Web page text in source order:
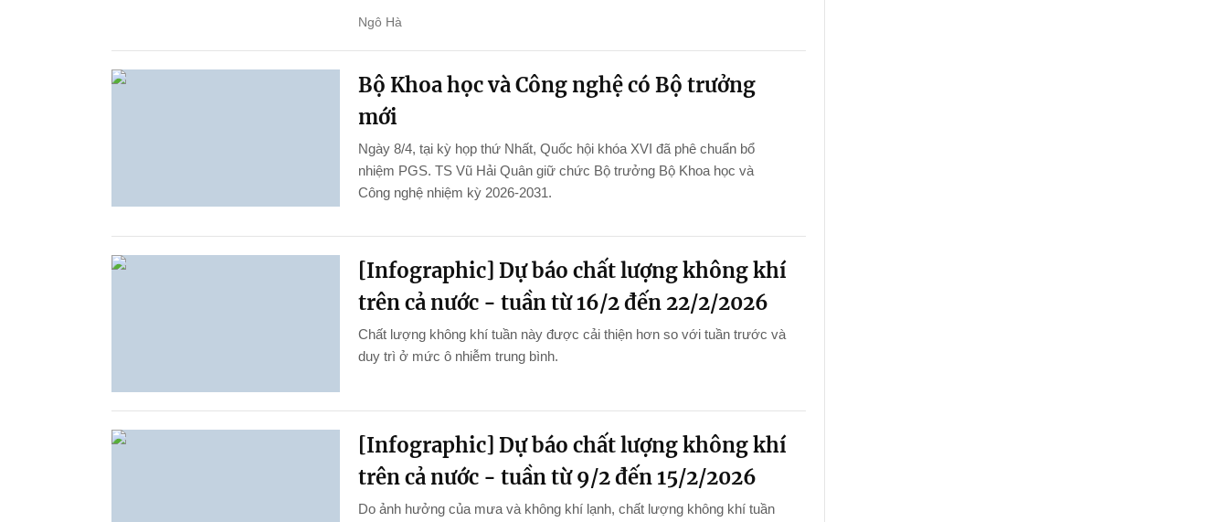
Ngô Hà
Bộ Khoa học và Công nghệ có Bộ trưởng
mới
Ngày 8/4, tại kỳ họp thứ Nhất, Quốc hội khóa XVI đã phê chuẩn bổ
nhiệm PGS. TS Vũ Hải Quân giữ chức Bộ trưởng Bộ Khoa học và
Công nghệ nhiệm kỳ 2026-2031.
[Infographic] Dự báo chất lượng không khí
trên cả nước - tuần từ 16/2 đến 22/2/2026
Chất lượng không khí tuần này được cải thiện hơn so với tuần trước và
duy trì ở mức ô nhiễm trung bình.
[Infographic] Dự báo chất lượng không khí
trên cả nước - tuần từ 9/2 đến 15/2/2026
Do ảnh hưởng của mưa và không khí lạnh, chất lượng không khí tuần